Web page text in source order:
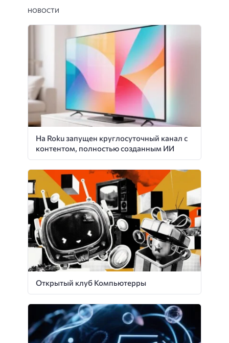
НОВОСТИ
На Roku запущен круглосуточный канал с
контентом, полностью созданным ИИ
Открытый клуб Компьютерры